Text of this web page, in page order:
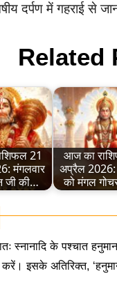
दर्पण में गहराई से
Related
21
मंगलवार
जी की…
आज का
अप्रैल 2026:
को मंगल
स्नानादि के पश्चात
करें। इसके अतिरिक्त,